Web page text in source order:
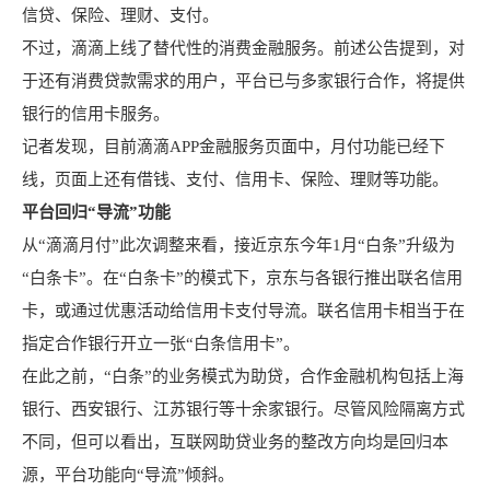
信贷、保险、理财、支付。
不过，滴滴上线了替代性的消费金融服务。前述公告提到，对
于还有消费贷款需求的用户，平台已与多家银行合作，将提供
银行的信用卡服务。
记者发现，目前滴滴APP金融服务页面中，月付功能已经下
线，页面上还有借钱、支付、信用卡、保险、理财等功能。
平台回归“导流”功能
从“滴滴月付”此次调整来看，接近京东今年1月“白条”升级为
“白条卡”。在“白条卡”的模式下，京东与各银行推出联名信用
卡，或通过优惠活动给信用卡支付导流。联名信用卡相当于在
指定合作银行开立一张“白条信用卡”。
在此之前，“白条”的业务模式为助贷，合作金融机构包括 上海
银行、 西安银行、 江苏银行等十余家银行。尽管风险隔离方式
不同，但可以看出，互联网助贷业务的整改方向均是回归本
源，平台功能向“导流”倾斜。